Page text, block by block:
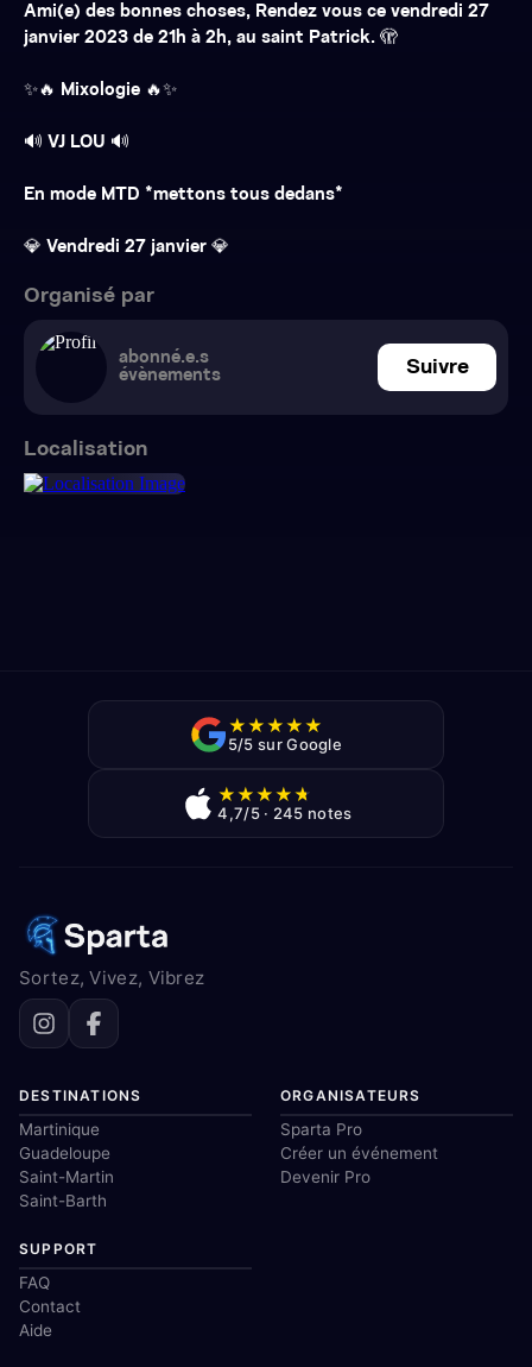
Ami(e) des bonnes choses, Rendez vous ce vendredi 27
janvier 2023 de 21h à 2h, au saint Patrick. 🫣
✨🔥 Mixologie 🔥✨
🔊 VJ LOU 🔊
En mode MTD *mettons tous dedans*
💎 Vendredi 27 janvier 💎
Organisé par
abonné.e.s
évènements
Suivre
Localisation
★★★★★
5/5 sur Google
★★★★★
4,7/5 · 245 notes
Sortez, Vivez, Vibrez
DESTINATIONS
Martinique
Guadeloupe
Saint-Martin
Saint-Barth
ORGANISATEURS
Sparta Pro
Créer un événement
Devenir Pro
SUPPORT
FAQ
Contact
Aide